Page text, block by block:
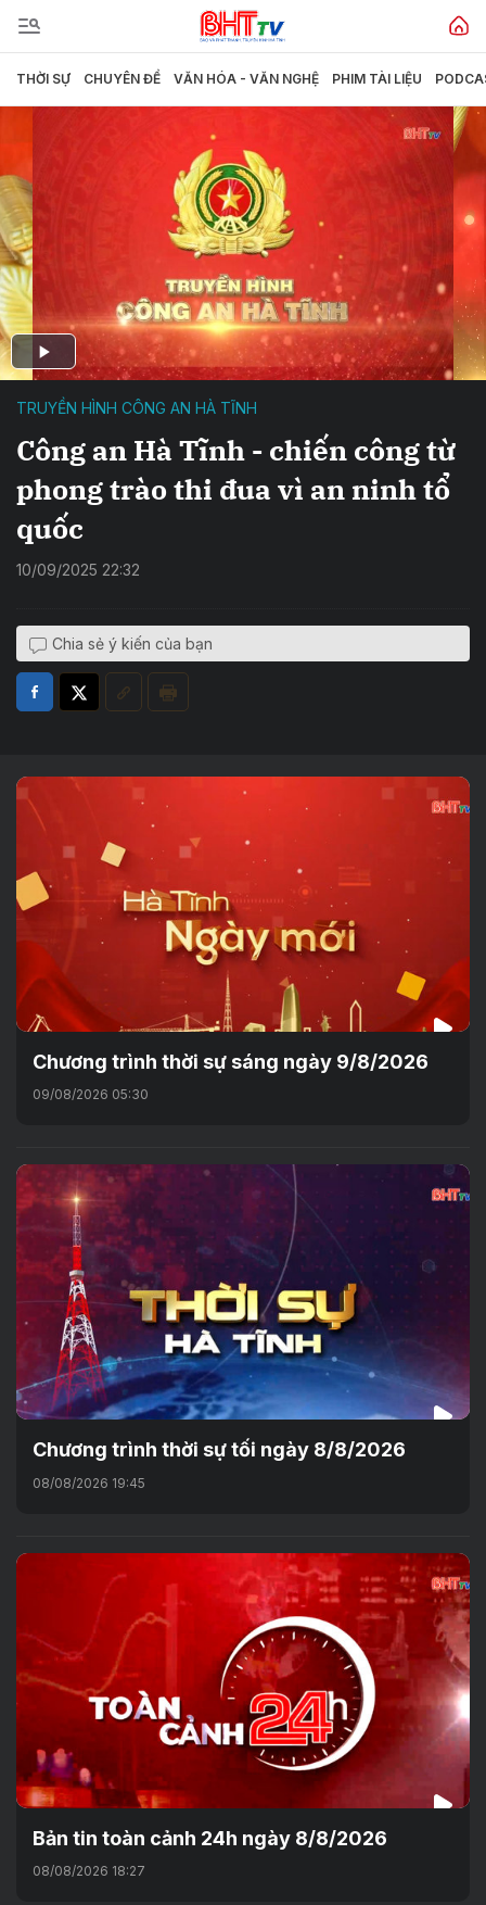
THỜI SỰ CHUYÊN ĐỀ VĂN HÓA - VĂN NGHỆ PHIM TÀI LIỆU
TRUYỀN HÌNH CÔNG AN HÀ TĨNH
Công an Hà Tĩnh - chiến công từ
phong trào thi đua vì an ninh tổ
quốc
10/09/2025 22:32
Chia sẻ ý kiến của bạn
Chương trình thời sự sáng ngày 9/8/2026
09/08/2026 05:30
Chương trình thời sự tối ngày 8/8/2026
08/08/2026 19:45
Bản tin toàn cảnh 24h ngày 8/8/2026
08/08/2026 18:27